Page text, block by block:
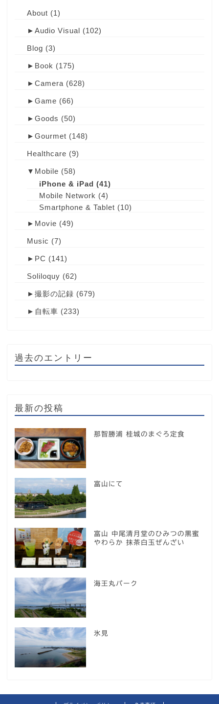
About (1)
► Audio Visual (102)
Blog (3)
► Book (175)
► Camera (628)
► Game (66)
► Goods (50)
► Gourmet (148)
Healthcare (9)
▼ Mobile (58)
iPhone & iPad (41)
Mobile Network (4)
Smartphone & Tablet (10)
► Movie (49)
Music (7)
► PC (141)
Soliloquy (62)
► 撮影の記録 (679)
► 自転車 (233)
過去のエントリー
最新の投稿
那智勝浦 桂城のまぐろ定食
富山にて
富山 中尾清月堂のひみつの黒蜜
やわらか 抹茶白玉ぜんざい
海王丸パーク
氷見